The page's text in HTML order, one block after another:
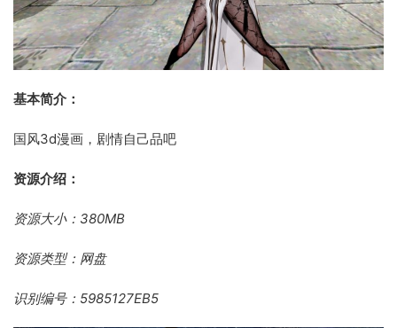
基本简介：
国风3d漫画，剧情自己品吧
资源介绍：
资源大小：380MB
资源类型：网盘
识别编号：5985127EB5